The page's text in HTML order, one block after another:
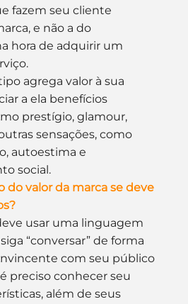
fazem seu cliente
e não a do
hora de adquirir um
agrega valor à sua
a ela benefícios
prestígio, glamour,
sensações, como
autoestima e
social.
do valor da marca se deve
usar uma linguagem
“conversar” de forma
com seu público
é preciso conhecer seu
além de seus